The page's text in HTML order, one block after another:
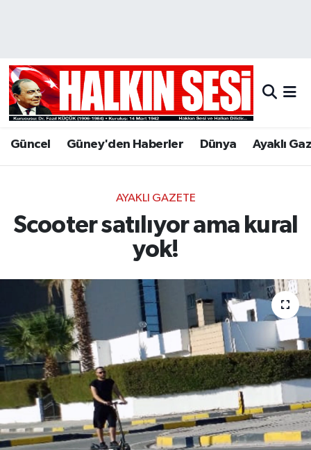
Güncel Güney'den Haberler Dünya Ayaklı
AYAKLI GAZETE
Scooter satılıyor ama kural
yok!
Hava Durumu
Trafik Durumu
Tüm Manşetler
Son Dakika Haberleri